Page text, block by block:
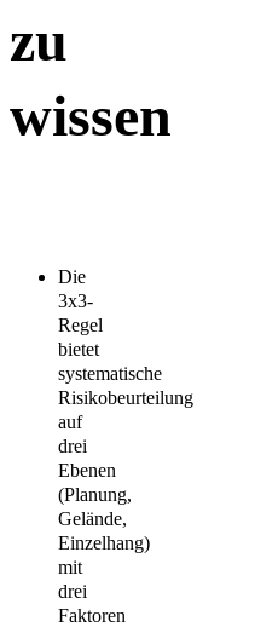
zu
wissen
Die
3x3-
Regel
bietet
systematische
Risikobeurteilung
auf
drei
Ebenen
(Planung,
Gelände,
Einzelhang)
mit
drei
Faktoren